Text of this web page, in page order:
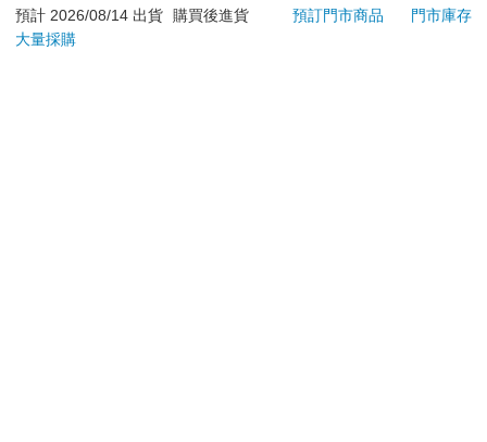
**提醒您，鑑賞期不等於試用期，退回商品須為全新狀態**
依據「消費者保護法」第19條及行政院消費者保護處公告之
預計 2026/08/14 出貨
購買後進貨 預訂門市商品
門市庫存
大量採購